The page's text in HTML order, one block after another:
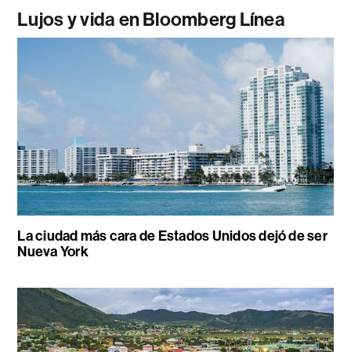
Lujos y vida en Bloomberg Línea
La ciudad más cara de Estados Unidos dejó de ser
Nueva York